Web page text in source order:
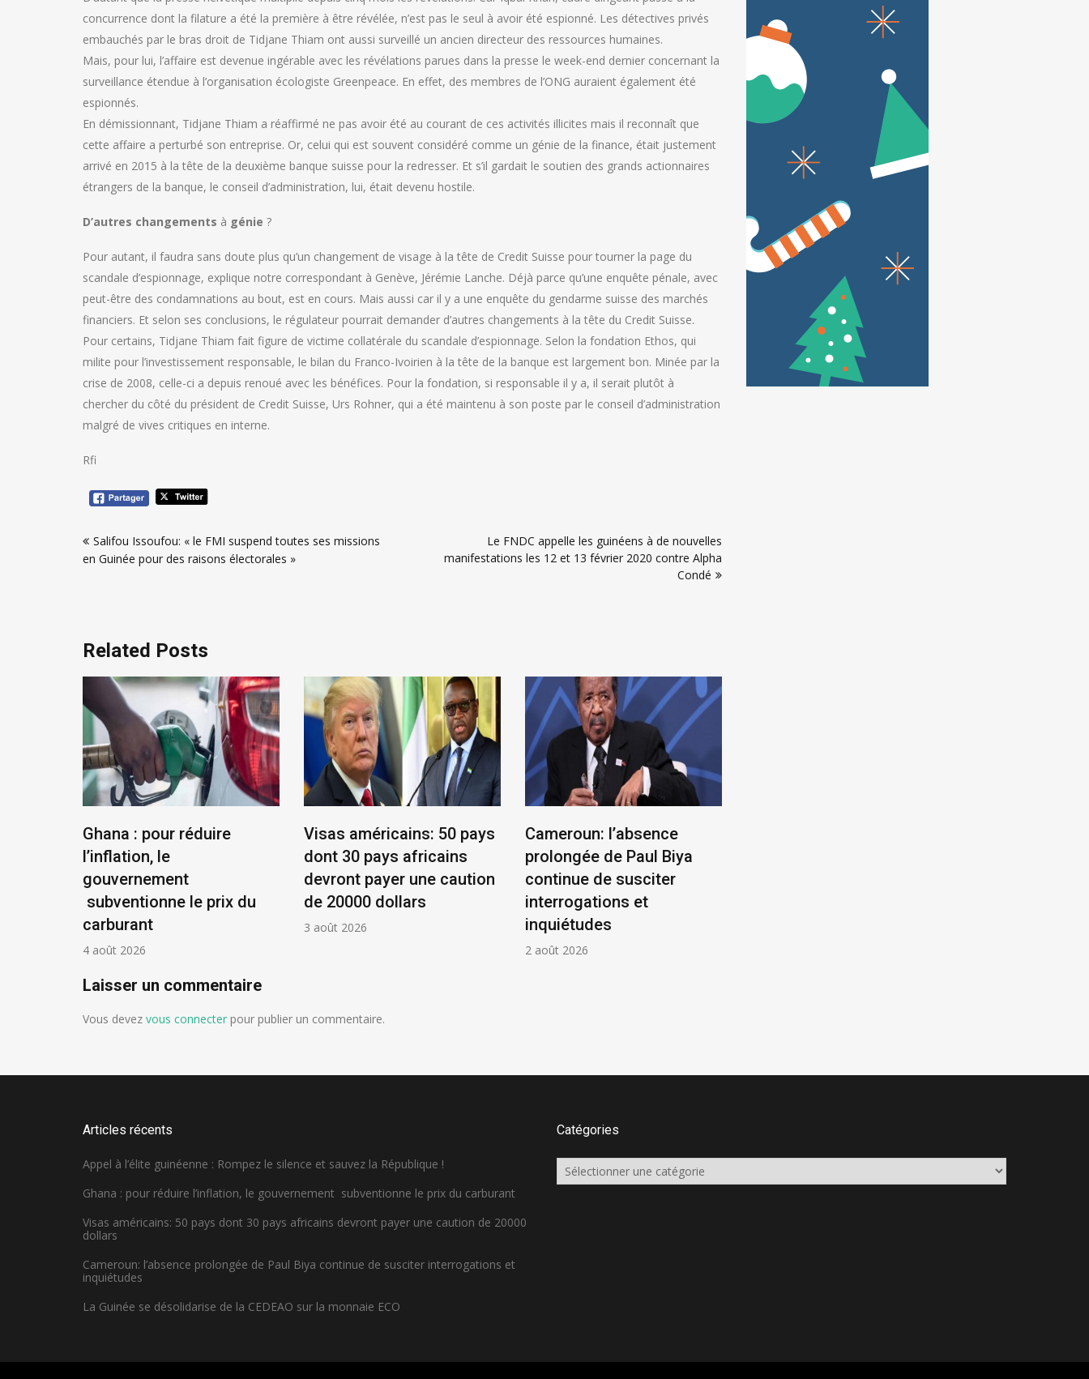
concurrence dont la filature a été la première à être révélée, n’est pas le seul à avoir été espionné. Les détectives privés
embauchés par le bras droit de Tidjane Thiam ont aussi surveillé un ancien directeur des ressources humaines.
Mais, pour lui, l’affaire est devenue ingérable avec les révélations parues dans la presse le week-end dernier concernant la
surveillance étendue à l’organisation écologiste Greenpeace. En effet, des membres de l’ONG auraient également été
espionnés.
En démissionnant, Tidjane Thiam a réaffirmé ne pas avoir été au courant de ces activités illicites mais il reconnaît que
cette affaire a perturbé son entreprise. Or, celui qui est souvent considéré comme un génie de la finance, était justement
arrivé en 2015 à la tête de la deuxième banque suisse pour la redresser. Et s’il gardait le soutien des grands actionnaires
étrangers de la banque, le conseil d’administration, lui, était devenu hostile.
D’autres changements à génie ?
Pour autant, il faudra sans doute plus qu’un changement de visage à la tête de Credit Suisse pour tourner la page du
scandale d’espionnage, explique notre correspondant à Genève, Jérémie Lanche. Déjà parce qu’une enquête pénale, avec
peut-être des condamnations au bout, est en cours. Mais aussi car il y a une enquête du gendarme suisse des marchés
financiers. Et selon ses conclusions, le régulateur pourrait demander d’autres changements à la tête du Credit Suisse.
Pour certains, Tidjane Thiam fait figure de victime collatérale du scandale d’espionnage. Selon la fondation Ethos, qui
milite pour l’investissement responsable, le bilan du Franco-Ivoirien à la tête de la banque est largement bon. Minée par la
crise de 2008, celle-ci a depuis renoué avec les bénéfices. Pour la fondation, si responsable il y a, il serait plutôt à
chercher du côté du président de Credit Suisse, Urs Rohner, qui a été maintenu à son poste par le conseil d’administration
malgré de vives critiques en interne.
Rfi
deSalifou Issoufou: « le FMI suspend toutes ses missions
en Guinée pour des raisons électorales »
Le FNDC appelle les guinéens à de nouvelles
manifestations les 12 et 13 février 2020 contre Alpha
Condé
Related Posts
Ghana : pour réduire
l’inflation, le
gouvernement
subventionne le prix du
carburant
4 août 2026
Visas américains: 50 pays
dont 30 pays africains
devront payer une caution
de 20000 dollars
3 août 2026
Cameroun: l’absence
prolongée de Paul Biya
continue de susciter
interrogations et
inquiétudes
2 août 2026
Laisser un commentaire
Vous devez vous connecter pour publier un commentaire.
Articles récents
Appel à l’élite guinéenne : Rompez le silence et sauvez la République !
Ghana : pour réduire l’inflation, le gouvernement subventionne le prix du carburant
Visas américains: 50 pays dont 30 pays africains devront payer une caution de 20000
dollars
Cameroun: l’absence prolongée de Paul Biya continue de susciter interrogations et
inquiétudes
La Guinée se désolidarise de la CEDEAO sur la monnaie ECO
Catégories
Catégories